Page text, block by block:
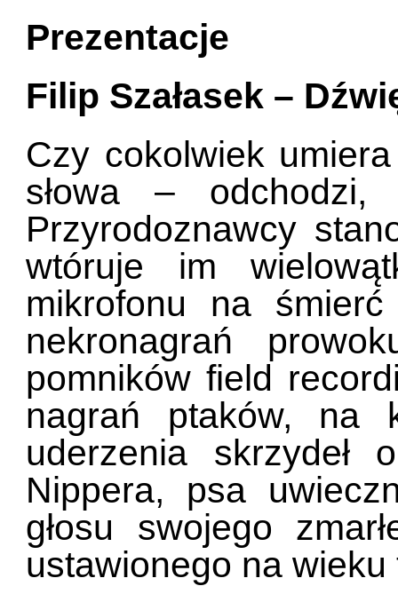
Prezentacje
Filip Szałasek –
Czy cokolwiek
słowa – odchodzi,
Przyrodoznawcy
wtóruje im
mikrofonu na
nekronagrań
pomników field
nagrań ptaków, na
uderzenia skrzydeł
Nippera, psa
głosu swojego
ustawionego na wieku